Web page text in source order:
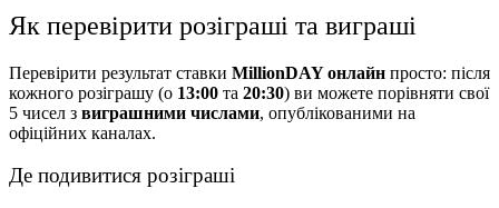
Як перевірити розіграші та виграші
Перевірити результат ставки MillionDAY онлайн просто: після
кожного розіграшу (о 13:00 та 20:30) ви можете порівняти свої
5 чисел з виграшними числами, опублікованими на
офіційних каналах.
Де подивитися розіграші